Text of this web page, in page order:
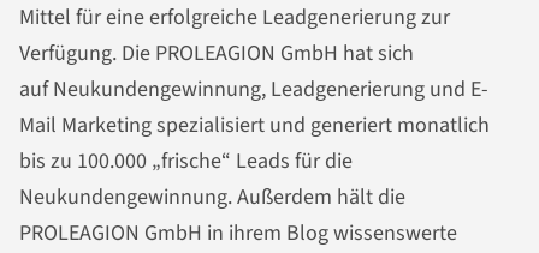
Mittel für eine erfolgreiche Leadgenerierung zur
Verfügung. Die PROLEAGION GmbH hat sich
auf Neukundengewinnung, Leadgenerierung und E-
Mail Marketing spezialisiert und generiert monatlich
bis zu 100.000 „frische“ Leads für die
Neukundengewinnung. Außerdem hält die
PROLEAGION GmbH in ihrem Blog wissenswerte